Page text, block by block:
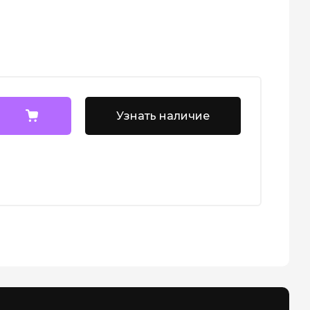
Узнать наличие